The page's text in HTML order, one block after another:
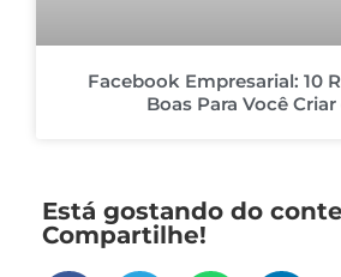
Facebook Empresarial: 10
Boas Para Você Criar
Está gostando do
Compartilhe!